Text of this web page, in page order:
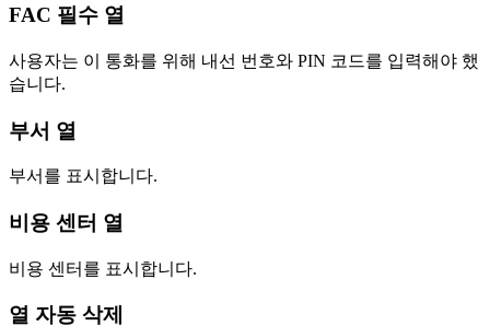
FAC 필수 열
사용자는 이 통화를 위해 내선 번호와 PIN 코드를 입력해야 했
습니다.
부서 열
부서를 표시합니다.
비용 센터 열
비용 센터를 표시합니다.
열 자동 삭제